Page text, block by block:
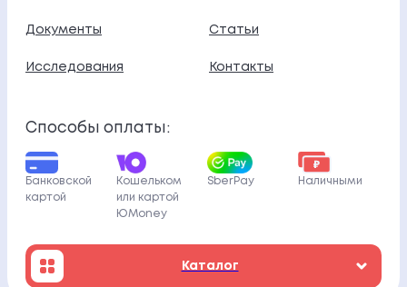
Документы Статьи
Исследования Контакты
Способы оплаты:
Банковской
картой
Кошельком
или картой
ЮMoney
SberPay Наличными
Каталог